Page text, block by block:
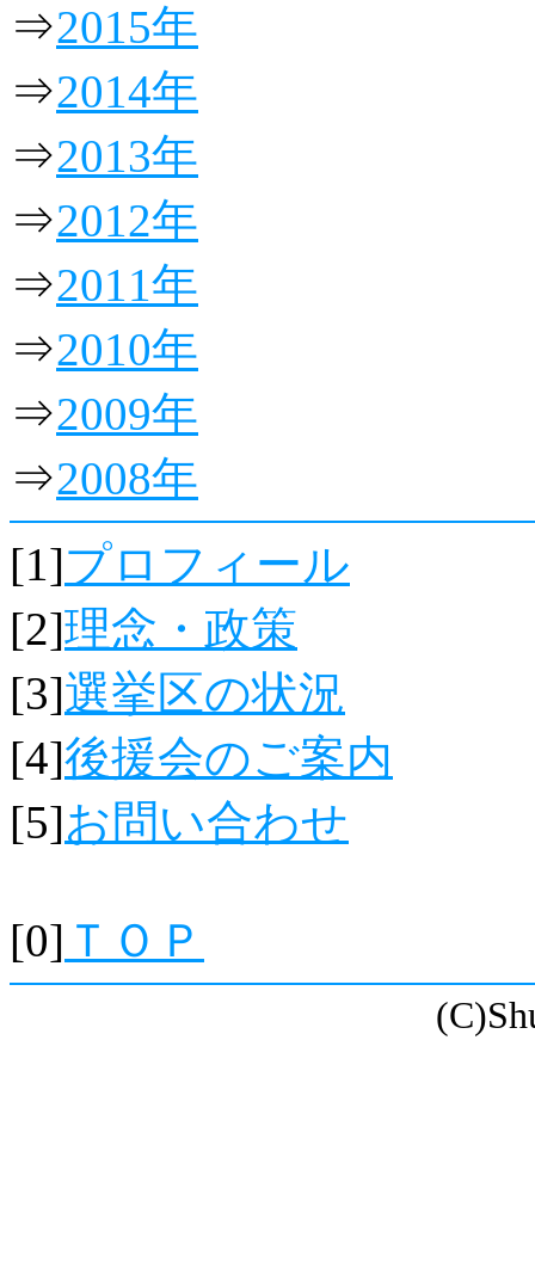
⇒2015年
⇒2014年
⇒2013年
⇒2012年
⇒2011年
⇒2010年
⇒2009年
⇒2008年
[1]プロフィール
[2]理念・政策
[3]選挙区の状況
[4]後援会のご案内
[5]お問い合わせ
[0] ＴＯＰ